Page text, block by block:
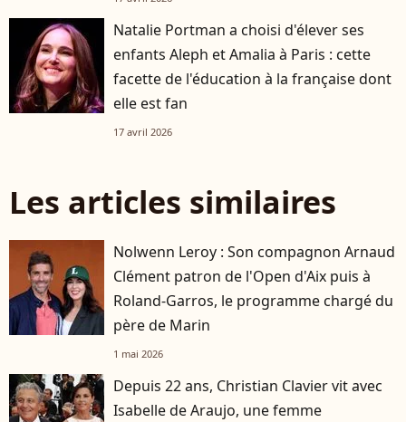
Natalie Portman a choisi d'élever ses
enfants Aleph et Amalia à Paris : cette
facette de l'éducation à la française dont
elle est fan
17 avril 2026
Les articles similaires
Nolwenn Leroy : Son compagnon Arnaud
Clément patron de l'Open d'Aix puis à
Roland-Garros, le programme chargé du
père de Marin
1 mai 2026
Depuis 22 ans, Christian Clavier vit avec
Isabelle de Araujo, une femme